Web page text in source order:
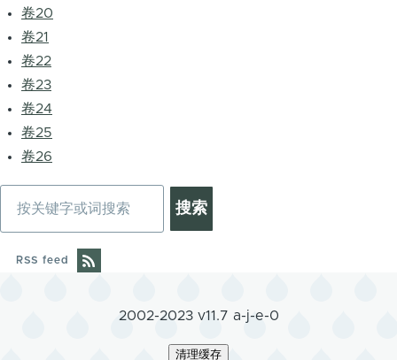
卷20
卷21
卷22
卷23
卷24
卷25
卷26
RSS feed
2002-2023 v11.7 a-j-e-0